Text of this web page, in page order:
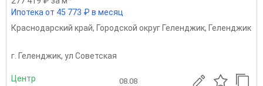
Ипотека от 45 773 ₽ в месяц
Краснодарский край, Городской округ Геленджик, Геленджик
г. Геленджик, ул Советская
Центр 08.08